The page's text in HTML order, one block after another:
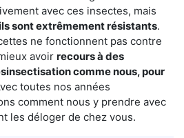
avec ces insectes, mais
sont extrêmement résistants.
ne fonctionnent pas contre
avoir recours à des
comme nous, pour
toutes nos années
comment nous y prendre avec
les déloger de chez vous.